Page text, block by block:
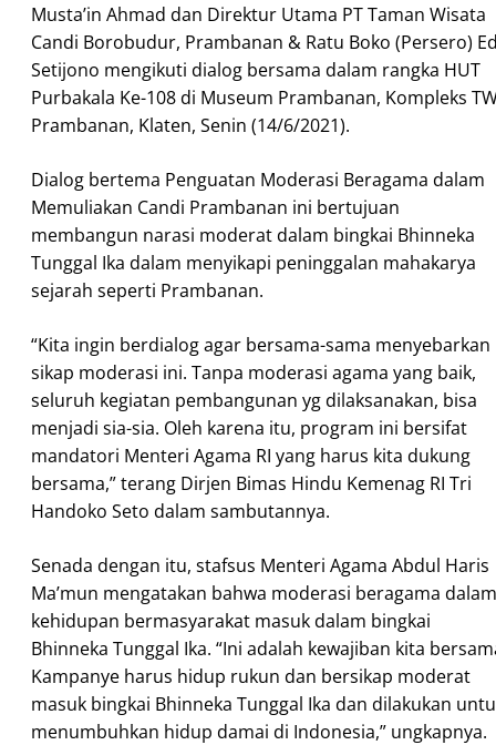
Musta’in Ahmad dan Direktur Utama PT Taman Wisata
Candi Borobudur, Prambanan & Ratu Boko (Persero)
Setijono mengikuti dialog bersama dalam rangka HUT
Purbakala Ke-108 di Museum Prambanan, Kompleks
Prambanan, Klaten, Senin (14/6/2021).
Dialog bertema Penguatan Moderasi Beragama dalam
Memuliakan Candi Prambanan ini bertujuan
membangun narasi moderat dalam bingkai Bhinneka
Tunggal Ika dalam menyikapi peninggalan mahakarya
sejarah seperti Prambanan.
“Kita ingin berdialog agar bersama-sama menyebarkan
sikap moderasi ini. Tanpa moderasi agama yang baik,
seluruh kegiatan pembangunan yg dilaksanakan, bisa
menjadi sia-sia. Oleh karena itu, program ini bersifat
mandatori Menteri Agama RI yang harus kita dukung
bersama,” terang Dirjen Bimas Hindu Kemenag RI Tri
Handoko Seto dalam sambutannya.
Senada dengan itu, stafsus Menteri Agama Abdul Haris
Ma’mun mengatakan bahwa moderasi beragama dalam
kehidupan bermasyarakat masuk dalam bingkai
Bhinneka Tunggal Ika. “Ini adalah kewajiban kita
Kampanye harus hidup rukun dan bersikap moderat
masuk bingkai Bhinneka Tunggal Ika dan dilakukan
menumbuhkan hidup damai di Indonesia,” ungkapnya.